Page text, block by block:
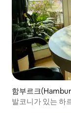
함부르크
발코니가 있는 하